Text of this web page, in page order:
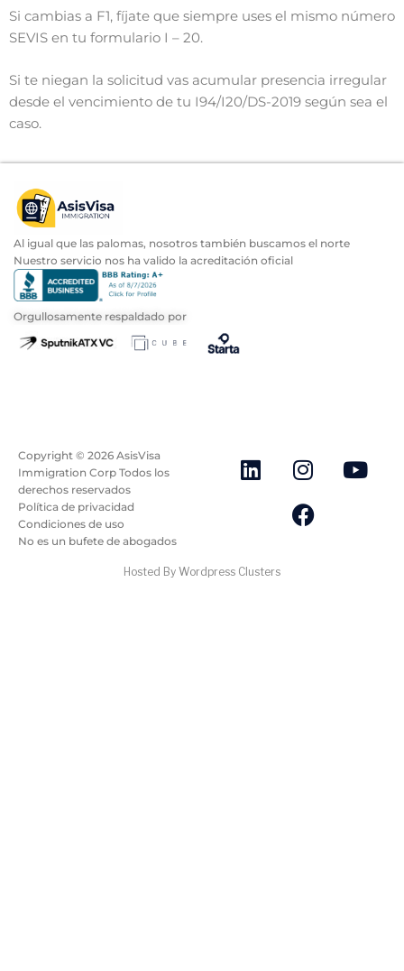
Si cambias a F1, fíjate que siempre uses el mismo número
SEVIS en tu formulario I – 20.
Si te niegan la solicitud vas acumular presencia irregular
desde el vencimiento de tu I94/I20/DS-2019 según sea el
caso.
Al igual que las palomas, nosotros también buscamos el norte
Nuestro servicio nos ha valido la acreditación oficial
Orgullosamente respaldado por
Copyright © 2026 AsisVisa
Immigration Corp Todos los
derechos reservados
Política de privacidad
Condiciones de uso
No es un bufete de abogados
Hosted By Wordpress Clusters